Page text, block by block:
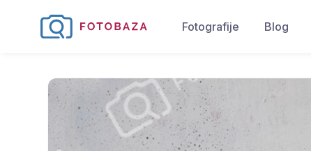
Fotografije Blog